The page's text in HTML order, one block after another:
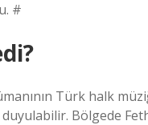
#
Türk halk
duyulabilir. Bölgede